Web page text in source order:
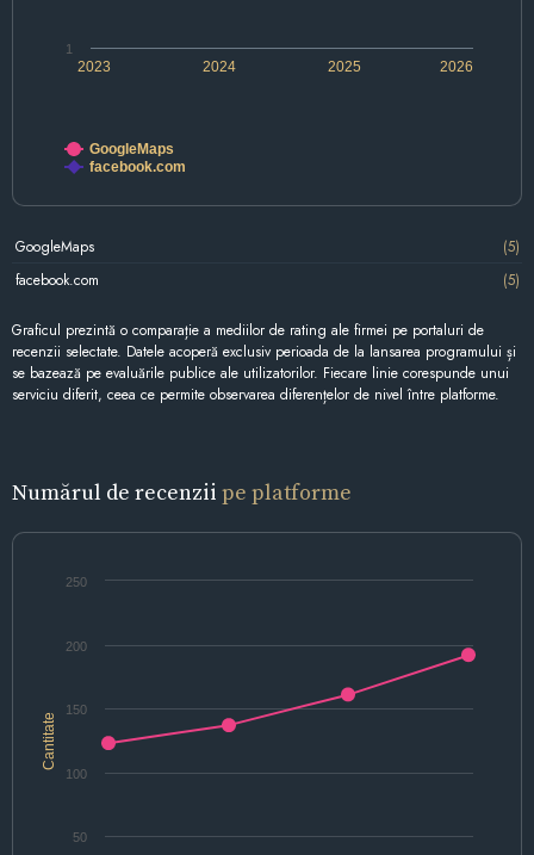
2024 2026
2023 2025
1
GoogleMaps
facebook.com
GoogleMaps
(5)
facebook.com
(5)
Graficul prezintă o comparație a mediilor de rating ale firmei pe portaluri de
recenzii selectate. Datele acoperă exclusiv perioada de la lansarea programului și
se bazează pe evaluările publice ale utilizatorilor. Fiecare linie corespunde unui
serviciu diferit, ceea ce permite observarea diferențelor de nivel între platforme.
Numărul de recenzii pe platforme
Cantitate
50
100
150
200
250